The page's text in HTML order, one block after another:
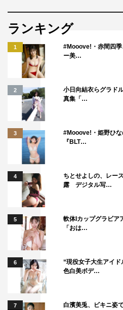
ランキング
1
#Mooove!・赤間四
ー美…
2
小日向結衣らグラド
真集「…
3
#Mooove!・姫野ひ
『BLT…
4
ちとせよしの、レー
露 デジタル写…
5
軟体Iカップグラビア
「おは…
6
“現役女子大生アイ
色白美ボデ…
7
白濱美兎、ビキニ姿